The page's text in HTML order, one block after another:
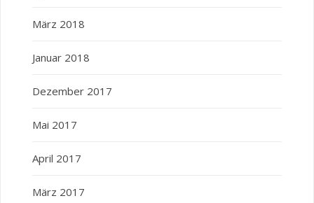
März 2018
Januar 2018
Dezember 2017
Mai 2017
April 2017
März 2017